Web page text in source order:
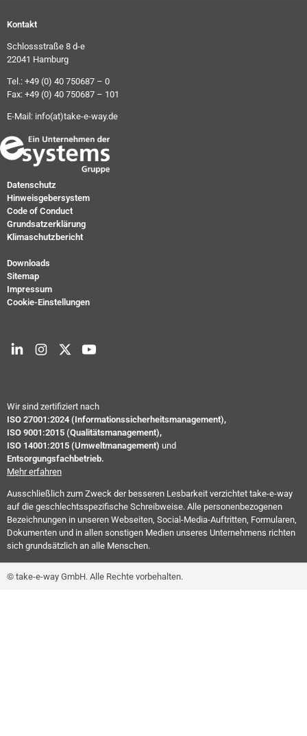
Kontakt
Schlossstraße 8 d-e
22041 Hamburg
Tel.: +49 (0) 40 750687 – 0
Fax: +49 (0) 40 750687 – 101
E-Mail: info(at)take-e-way.de
Datenschutz
Hinweisgebersystem
Code of Conduct
Grundsatzerklärung
Klimaschutzbericht
Downloads
Sitemap
Impressum
Cookie-Einstellungen
Wir sind zertifiziert nach
ISO 27001:2024 (Informationssicherheitsmanagement),
ISO 9001:2015 (Qualitätsmanagement),
ISO 14001:2015 (Umweltmanagement) und
Entsorgungsfachbetrieb.
Mehr erfahren
Ausschließlich zum Zweck der besseren Lesbarkeit verzichtet take-e-way
auf die geschlechtsspezifische Schreibweise. Alle personenbezogenen
Bezeichnungen in unseren Webseiten, Social-Media-Auftritten, Formularen,
Dokumenten und in allen sonstigen Medien unseres Unternehmens richten
sich grundsätzlich an alle Menschen.
© take-e-way GmbH. Alle Rechte vorbehalten.